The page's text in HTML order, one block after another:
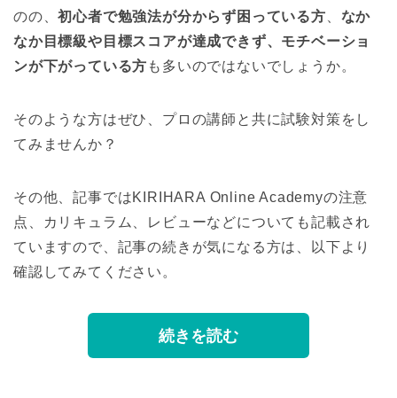
のの、初心者で勉強法が分からず困っている方
なか
なか目標級や目標スコアが達成できず、モチベーショ
ンが下がっている方 も多いのではないでしょうか。
そのような方はぜひ、プロの講師と共に試験対策をし
てみませんか？
その他、記事ではKIRIHARA Online Academyの注意
点、カリキュラム、レビューなどについても記載され
ていますので、記事の続きが気になる方は、以下より
確認してみてください。
続きを読む